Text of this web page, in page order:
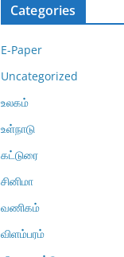
Categories
E-Paper
Uncategorized
உலகம்
உள்நாடு
கட்டுரை
சினிமா
வணிகம்
விளம்பரம்